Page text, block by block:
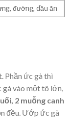
đường, dầu ăn
Phần ức gà thì
gà vào một tô lớn,
2 muỗng canh
đều. Ướp ức gà